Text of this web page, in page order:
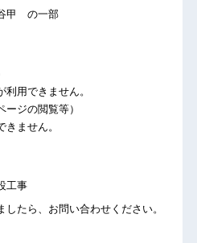
甲 の一部
利用できません。
ージの閲覧等）
きません。
工事
たら、お問い合わせください。